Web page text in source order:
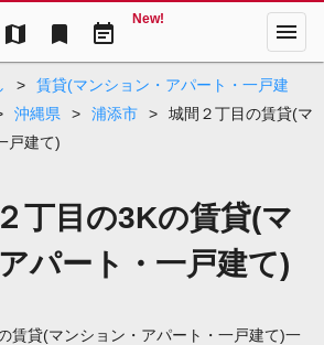
map bookmark event_note
New! menu
>
賃貸(マンション・アパート・一戸建
沖縄県 > 浦添市 >
城間２丁目の賃貸(マ
戸建て)
丁目の3Kの賃貸(マ
パート・一戸建て)
賃貸(マンション・アパート・一戸建て)一